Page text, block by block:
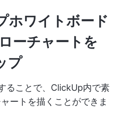
ホワイトボード
ーチャートを
プ
ることで、ClickUp内で素
ートを描くことができま